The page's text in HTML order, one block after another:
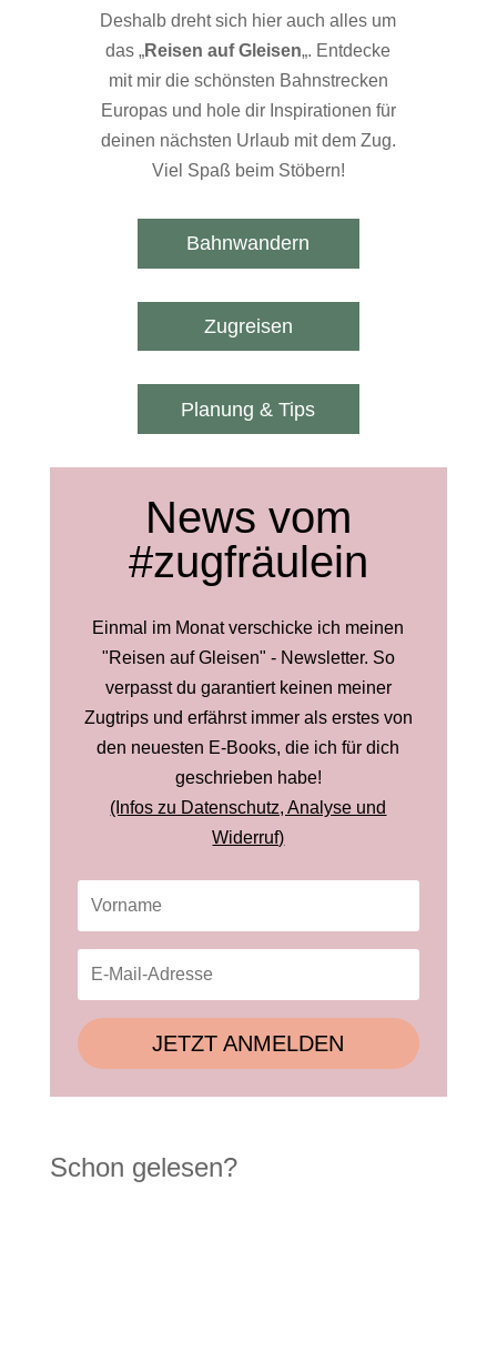
Deshalb dreht sich hier auch alles um
das „Reisen auf Gleisen„. Entdecke
mit mir die schönsten Bahnstrecken
Europas und hole dir Inspirationen für
deinen nächsten Urlaub mit dem Zug.
Viel Spaß beim Stöbern!
Bahnwandern
Zugreisen
Planung & Tips
News vom
#zugfräulein
Einmal im Monat verschicke ich meinen
"Reisen auf Gleisen" - Newsletter. So
verpasst du garantiert keinen meiner
Zugtrips und erfährst immer als erstes von
den neuesten E-Books, die ich für dich
geschrieben habe!
(Infos zu Datenschutz, Analyse und
Widerruf)
JETZT ANMELDEN
Schon gelesen?